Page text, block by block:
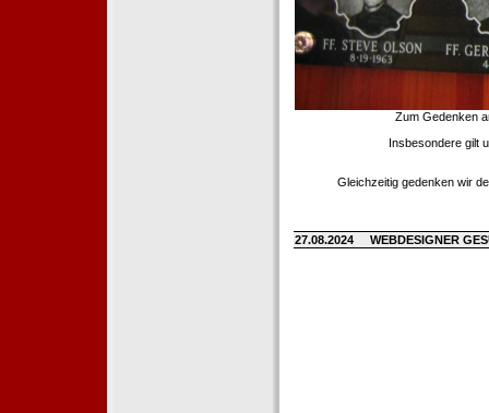
Zum Gedenken
Insbesondere gilt
Gleichzeitig gedenken wir
27.08.2024 WEBDESIGNER